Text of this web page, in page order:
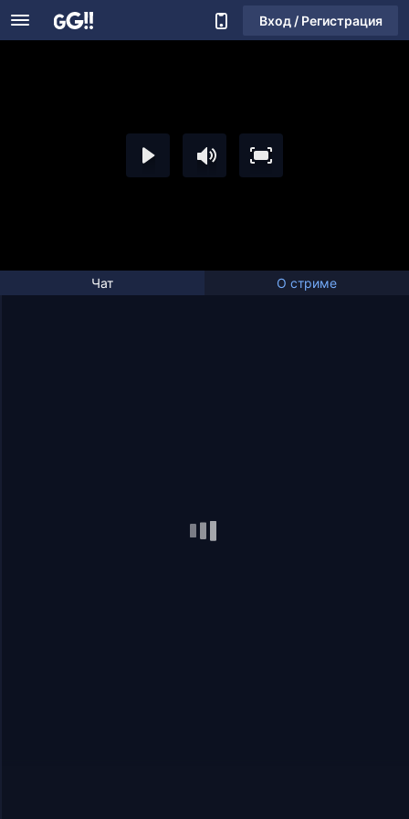
Вход / Регистрация
Чат О стриме